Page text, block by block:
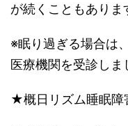
が続くこともありま
※眠り過ぎる場合は
医療機関を受診しま
★概日リズム睡眠障